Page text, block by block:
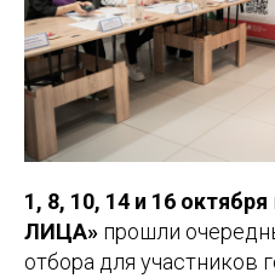
1, 8, 10, 14 и 16 октября
ЛИЦА» прошли
отбора для участников